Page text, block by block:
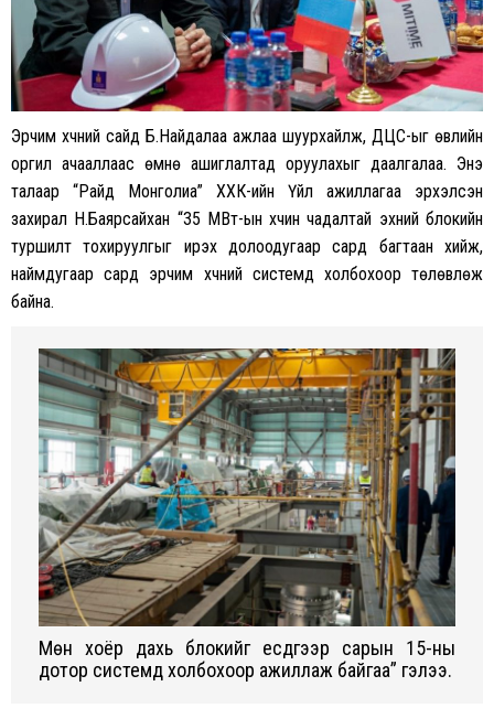
Эрчим хүчний сайд Б.Найдалаа ажлаа шуурхайлж, ДЦС-ыг өвлийн
оргил ачааллаас өмнө ашиглалтад оруулахыг даалгалаа. Энэ
талаар “Райд Монголиа” ХХК-ийн Үйл ажиллагаа эрхэлсэн
захирал Н.Баярсайхан “35 МВт-ын хүчин чадалтай эхний блокийн
туршилт тохируулгыг ирэх долоодугаар сард багтаан хийж,
наймдугаар сард эрчим хүчний системд холбохоор төлөвлөж
байна.
Мөн хоёр дахь блокийг есдүгээр сарын 15-ны
дотор системд холбохоор ажиллаж байгаа” гэлээ.